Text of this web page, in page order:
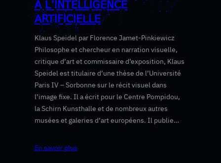
À L’INTELLIGENCE
ARTIFICIELLE
Klaus Speidel par Florence Jamet-Pinkiewicz
Philosophe et chercheur en narration visuelle,
critique d’art et commissaire d’exposition, Klaus
Speidel est titulaire d’une thèse de l’Université
Paris IV – Sorbonne sur le récit visuel dans
l’image fixe. Il a écrit pour le Centre Pompidou,
la Schirn Kunsthalle et de nombreux autres
musées et galeries d’art européens. Il publie…
En savoir plus